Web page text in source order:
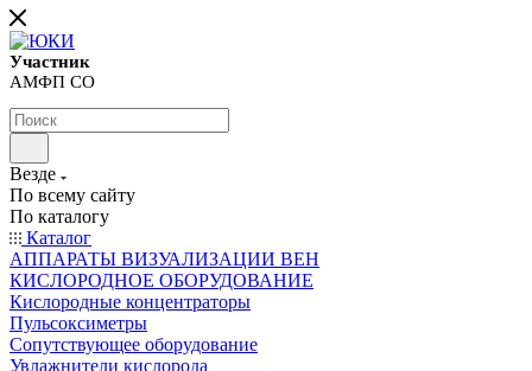
Участник
АМФП СО
Везде
По всему сайту
По каталогу
Каталог
АППАРАТЫ ВИЗУАЛИЗАЦИИ ВЕН
КИСЛОРОДНОЕ ОБОРУДОВАНИЕ
Кислородные концентраторы
Пульсоксиметры
Сопутствующее оборудование
Увлажнители кислорода